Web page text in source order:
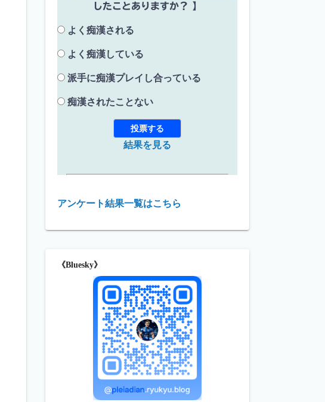
したことありますか？ 】
よく痴漢される
よく痴漢している
派手に痴漢プレイし合っている
痴漢されたことない
結果を見る
アンケート結果一覧はこちら
《Bluesky》